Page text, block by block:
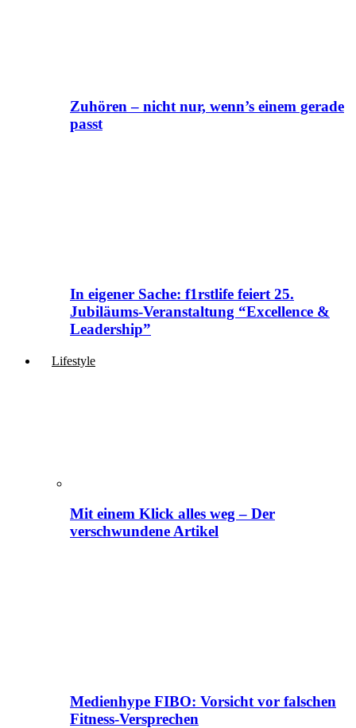
Zuhören – nicht nur, wenn’s einem gerade
passt
In eigener Sache: f1rstlife feiert 25.
Jubiläums-Veranstaltung “Excellence &
Leadership”
Lifestyle
Mit einem Klick alles weg – Der
verschwundene Artikel
Medienhype FIBO: Vorsicht vor falschen
Fitness-Versprechen